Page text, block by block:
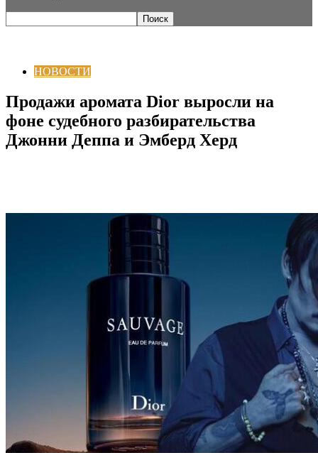
НОВОСТИ
Продажи аромата Dior выросли на
фоне судебного разбирательства
Джонни Деппа и Эмберд Херд